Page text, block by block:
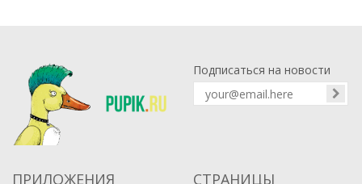
Подписаться на новости
ПРИЛОЖЕНИЯ СТРАНИЦЫ